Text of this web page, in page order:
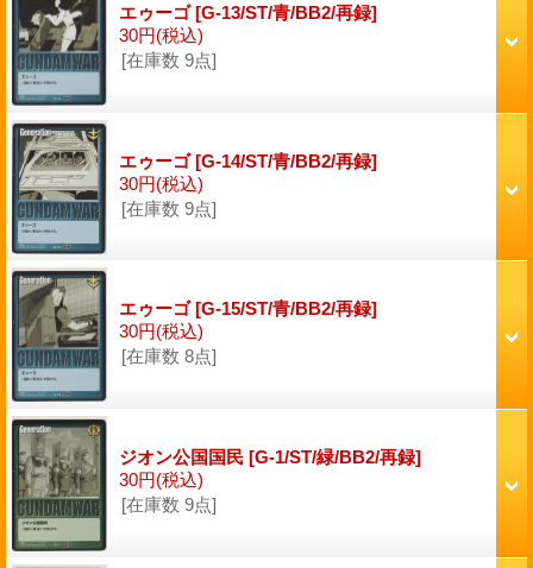
エゥーゴ[G-13/ST/青/BB2/再録]
30円(税込)
[在庫数 9点]
エゥーゴ[G-14/ST/青/BB2/再録]
30円(税込)
[在庫数 9点]
エゥーゴ[G-15/ST/青/BB2/再録]
30円(税込)
[在庫数 8点]
ジオン公国国民 [G-1/ST/緑/BB2/再録]
30円(税込)
[在庫数 9点]